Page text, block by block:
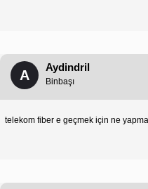
A
Aydindril
Binbaşı
telekom fiber e geçmek için ne